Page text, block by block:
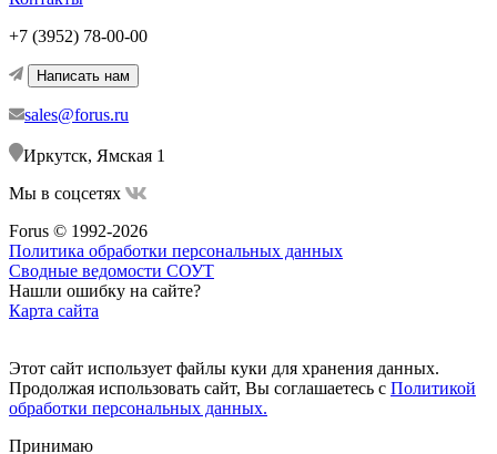
+7 (3952) 78-00-00
Написать нам
sales@forus.ru
Иркутск, Ямская 1
Мы в соцсетях
Forus © 1992-2026
Политика обработки персональных данных
Сводные ведомости СОУТ
Нашли ошибку на сайте?
Карта сайта
Этот сайт использует файлы куки для хранения данных.
Продолжая использовать сайт, Вы соглашаетесь с Политикой
обработки персональных данных.
Принимаю